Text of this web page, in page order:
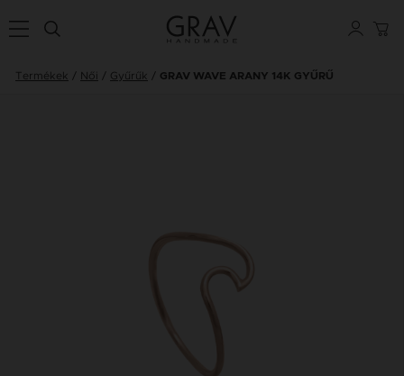
Termékek Női Gyűrűk GRAV WAVE ARANY 14K GYŰRŰ